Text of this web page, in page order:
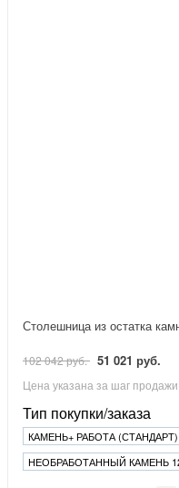
Столешница из остатка
102 042 руб. 51 021 руб.
Цена указана за шаг продажи
Тип покупки/заказа
КАМЕНЬ+ РАБОТА (СТАНДАРТ)
НЕОБРАБОТАННЫЙ КАМЕНЬ